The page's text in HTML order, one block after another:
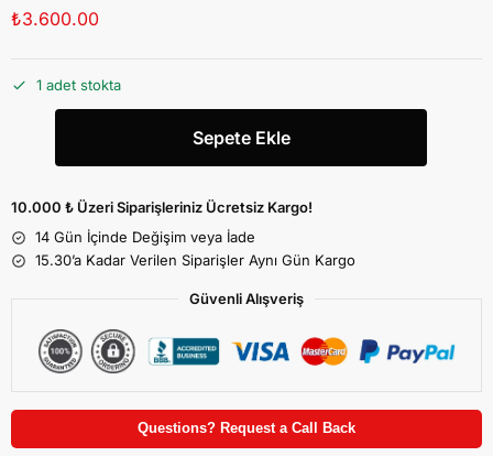
₺3.600.00
1 adet stokta
Sepete Ekle
10.000 ₺ Üzeri Siparişleriniz Ücretsiz Kargo!
14 Gün İçinde Değişim veya İade
15.30’a Kadar Verilen Siparişler Aynı Gün Kargo
Güvenli Alışveriş
Questions? Request a Call Back